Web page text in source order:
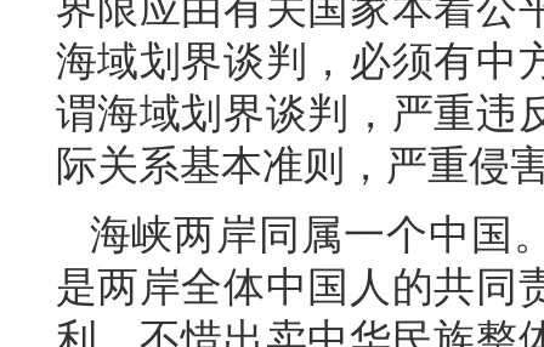
界限应由有关国家本着公
海域划界谈判，必须有中
谓海域划界谈判，严重违
际关系基本准则，严重侵
海峡两岸同属一个中国
是两岸全体中国人的共同